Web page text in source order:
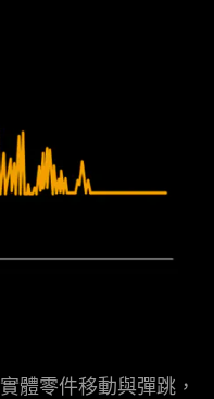
體零件移動與彈跳，